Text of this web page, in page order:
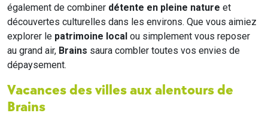
également de combiner détente en pleine nature et
découvertes culturelles dans les environs. Que vous aimiez
explorer le patrimoine local ou simplement vous reposer
au grand air, Brains saura combler toutes vos envies de
dépaysement.
Vacances des villes aux alentours de
Brains